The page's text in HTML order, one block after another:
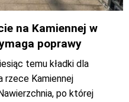
na Kamiennej w
poprawy
temu kładki dla
rzece Kamiennej
po której